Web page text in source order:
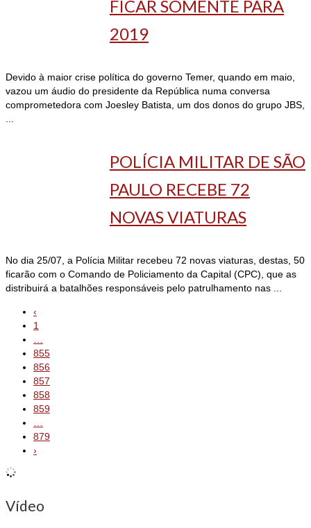
FICAR SOMENTE PARA
2019
Devido à maior crise política do governo Temer, quando em maio,
vazou um áudio do presidente da República numa conversa
comprometedora com Joesley Batista, um dos donos do grupo JBS,
POLÍCIA MILITAR DE SÃO
PAULO RECEBE 72
NOVAS VIATURAS
No dia 25/07, a Polícia Militar recebeu 72 novas viaturas, destas, 50
ficarão com o Comando de Policiamento da Capital (CPC), que as
distribuirá a batalhões responsáveis pelo patrulhamento nas ...
‹
1
855
856
857
858
859
879
›
Vídeo